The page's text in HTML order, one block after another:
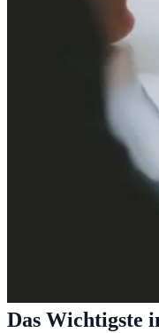
Das Wichtigste